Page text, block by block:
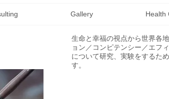
Gallery Health
生命と幸福の視点から世界各
ョン／コンピテンシー／エフ
について研究、実験をするた
す。